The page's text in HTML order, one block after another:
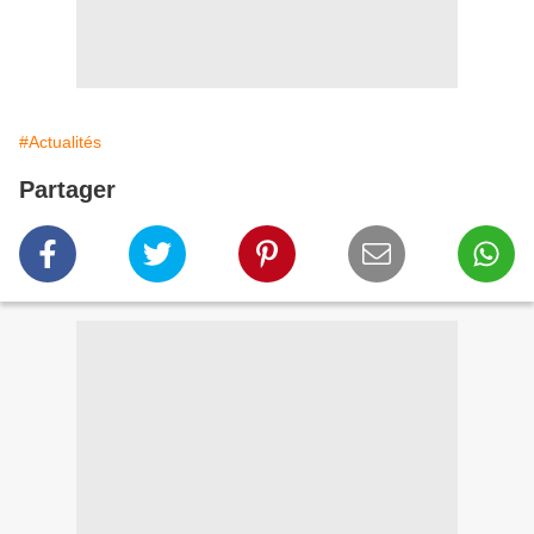
#Actualités
Partager